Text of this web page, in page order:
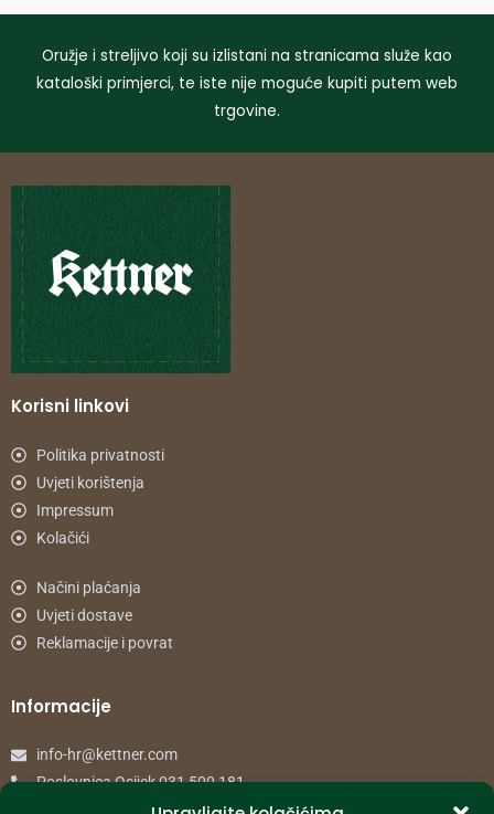
Oružje i streljivo koji su izlistani na stranicama služe kao
kataloški primjerci, te iste nije moguće kupiti putem web
trgovine.
Korisni linkovi
Politika privatnosti
Uvjeti korištenja
Impressum
Kolačići
Načini plaćanja
Uvjeti dostave
Reklamacije i povrat
Informacije
info-hr@kettner.com
Poslovnica Osijek 031 500 181
Poslovnica Zagreb 01 7798 900